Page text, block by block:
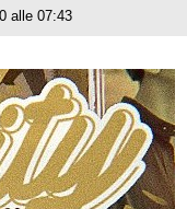
alle 07:43